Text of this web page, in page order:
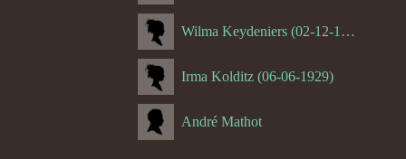
Wilma Keydeniers (02-12-1953)
Irma Kolditz (06-06-1929)
André Mathot